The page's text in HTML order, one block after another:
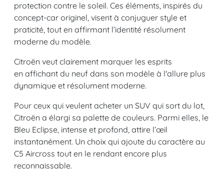
protection contre le soleil. Ces éléments, inspirés du
concept-car originel, visent à conjuguer style et
praticité, tout en affirmant l’identité résolument
moderne du modèle.
Citroën veut clairement marquer les esprits
en affichant du neuf dans son modèle à l'allure plus
dynamique et résolument moderne.
Pour ceux qui veulent acheter un SUV qui sort du lot,
Citroën a élargi sa palette de couleurs. Parmi elles, le
Bleu Eclipse, intense et profond, attire l’œil
instantanément. Un choix qui ajoute du caractère au
C5 Aircross tout en le rendant encore plus
reconnaissable.